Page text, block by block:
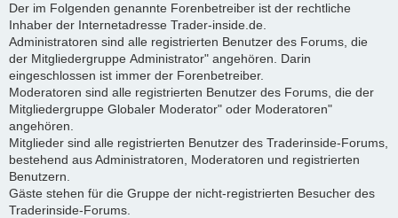
Der im Folgenden genannte Forenbetreiber ist der rechtliche
Inhaber der Internetadresse Trader-inside.de.
Administratoren sind alle registrierten Benutzer des Forums, die
der Mitgliedergruppe Administrator" angehören. Darin
eingeschlossen ist immer der Forenbetreiber.
Moderatoren sind alle registrierten Benutzer des Forums, die der
Mitgliedergruppe Globaler Moderator" oder Moderatoren"
angehören.
Mitglieder sind alle registrierten Benutzer des Traderinside-Forums,
bestehend aus Administratoren, Moderatoren und registrierten
Benutzern.
Gäste stehen für die Gruppe der nicht-registrierten Besucher des
Traderinside-Forums.